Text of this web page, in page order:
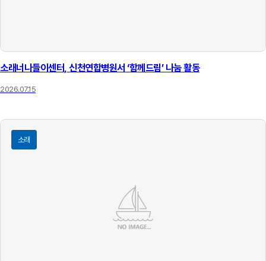
소래너나들이센터, 신천연합병원서 ‘함께드림’ 나눔 활동
2026.07.15
소래